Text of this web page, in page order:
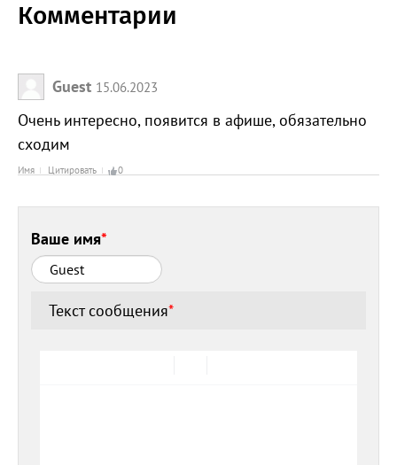
Комментарии
Guest 15.06.2023
Очень интересно, появится в афише, обязательно
сходим
Имя Цитировать 0
Ваше имя*
Текст сообщения*